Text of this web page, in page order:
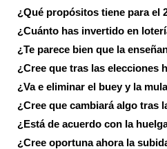
¿Qué propósitos tiene para el
¿Cuánto has invertido en
¿Te parece bien que la
¿Cree que tras las elecciones
¿Va e eliminar el buey y la
¿Cree que cambiará algo tras
¿Está de acuerdo con la
¿Cree oportuna ahora la